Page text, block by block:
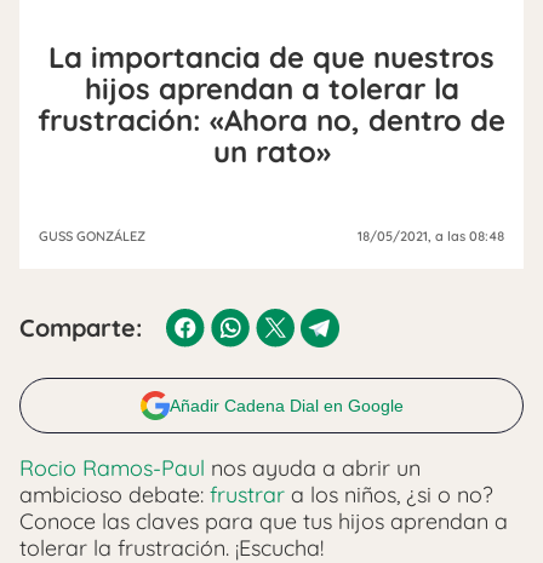
La importancia de que nuestros
hijos aprendan a tolerar la
frustración: «Ahora no, dentro de
un rato»
GUSS GONZÁLEZ 18/05/2021 , a las 08:48
Comparte:
Añadir Cadena Dial en Google
Rocio Ramos-Paul nos ayuda a abrir un
ambicioso debate: frustrar a los niños, ¿si o no?
Conoce las claves para que tus hijos aprendan a
tolerar la frustración. ¡Escucha!